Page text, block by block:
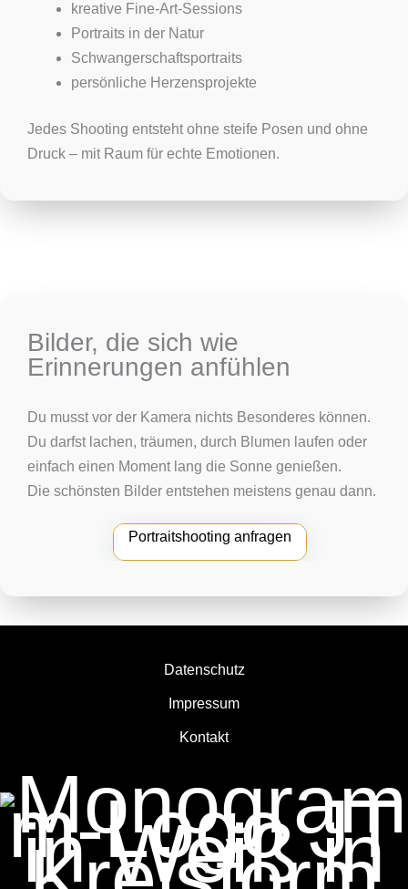
kreative Fine-Art-Sessions
Portraits in der Natur
Schwangerschaftsportraits
persönliche Herzensprojekte
Jedes Shooting entsteht ohne steife Posen und ohne
Druck – mit Raum für echte Emotionen.
Bilder, die sich wie
Erinnerungen anfühlen
Du musst vor der Kamera nichts Besonderes können.
Du darfst lachen, träumen, durch Blumen laufen oder
einfach einen Moment lang die Sonne genießen.
Die schönsten Bilder entstehen meistens genau dann.
Portraitshooting anfragen
Datenschutz
Impressum
Kontakt